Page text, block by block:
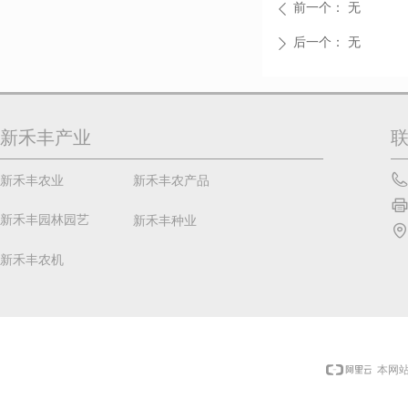
ꄴ 前一个： 无
ꄲ 后一个： 无
新禾丰产业
新禾丰农业
新禾丰园林园艺
新禾丰农机
新禾丰农产品
新禾丰种业
本网